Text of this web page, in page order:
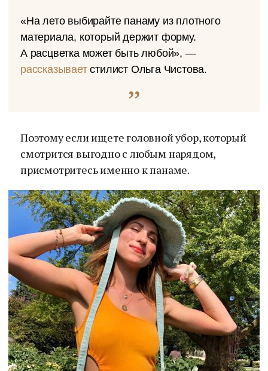
«На лето выбирайте панаму из плотного
материала, который держит форму.
А расцветка может быть любой», —
рассказываетстилист Ольга Чистова.
Поэтому если ищете головной убор, который
смотрится выгодно с любым нарядом,
присмотритесь именно к панаме.